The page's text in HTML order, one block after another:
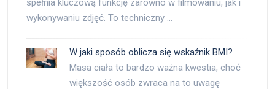
spełnia kluczową funkcję zarówno w filmowaniu, jak i
wykonywaniu zdjęć. To techniczny …
W jaki sposób oblicza się wskaźnik BMI?
Masa ciała to bardzo ważna kwestia, choć
większość osób zwraca na to uwagę